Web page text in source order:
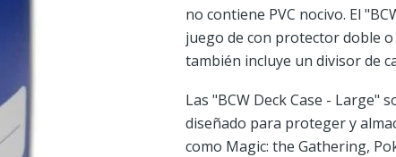
no contiene PVC nocivo. El
juego de con protector doble
también incluye un divisor de
Las "BCW Deck Case - Large"
diseñado para proteger y
como Magic: the Gathering,